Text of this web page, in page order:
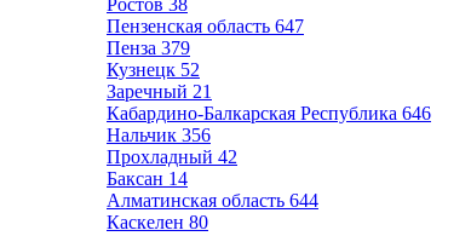
Ростов 38
Пензенская область 647
Пенза 379
Кузнецк 52
Заречный 21
Кабардино-Балкарская Республика 646
Нальчик 356
Прохладный 42
Баксан 14
Алматинская область 644
Каскелен 80